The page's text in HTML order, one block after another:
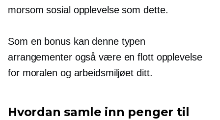
morsom sosial opplevelse som dette.
Som en bonus kan denne typen
arrangementer også være en flott opplevelse
for moralen og arbeidsmiljøet ditt.
Hvordan samle inn penger til